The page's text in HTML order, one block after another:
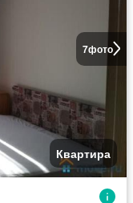
7фото
Квартира